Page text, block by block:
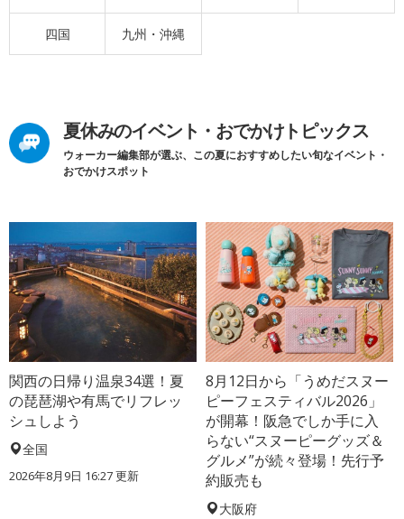
四国 九州・沖縄
夏休みのイベント・おでかけトピックス
ウォーカー編集部が選ぶ、この夏におすすめしたい旬なイベント・
おでかけスポット
関西の日帰り温泉34選！夏
の琵琶湖や有馬でリフレッ
シュしよう
全国
2026年8月9日 16:27更新
8月12日から「うめだスヌー
ピーフェスティバル2026」
が開幕！阪急でしか手に入
らない“スヌーピーグッズ＆
グルメ”が続々登場！先行予
約販売も
大阪府